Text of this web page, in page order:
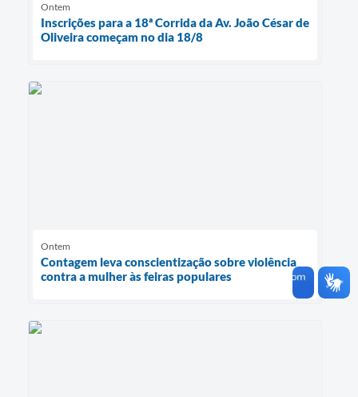
Ontem
Inscrições para a 18ª Corrida da Av. João César de
Oliveira começam no dia 18/8
Ontem
Contagem leva conscientização sobre violência
contra a mulher às feiras populares